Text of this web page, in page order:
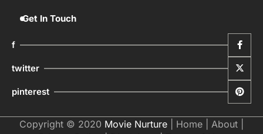
Get In Touch
f
twitter
pinterest
Copyright © 2020 Movie Nurture Home About